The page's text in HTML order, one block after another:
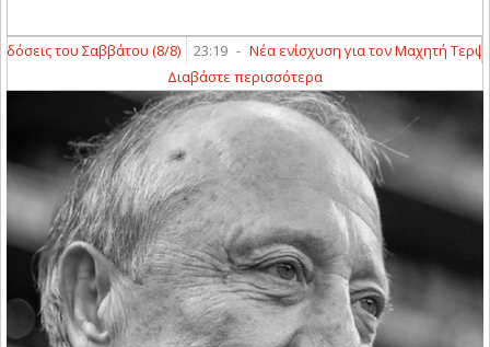
του Σαββάτου (8/8) 23:19 - Νέα ενίσχυση για τον Μαχητή
Διαβάστε περισσότερα